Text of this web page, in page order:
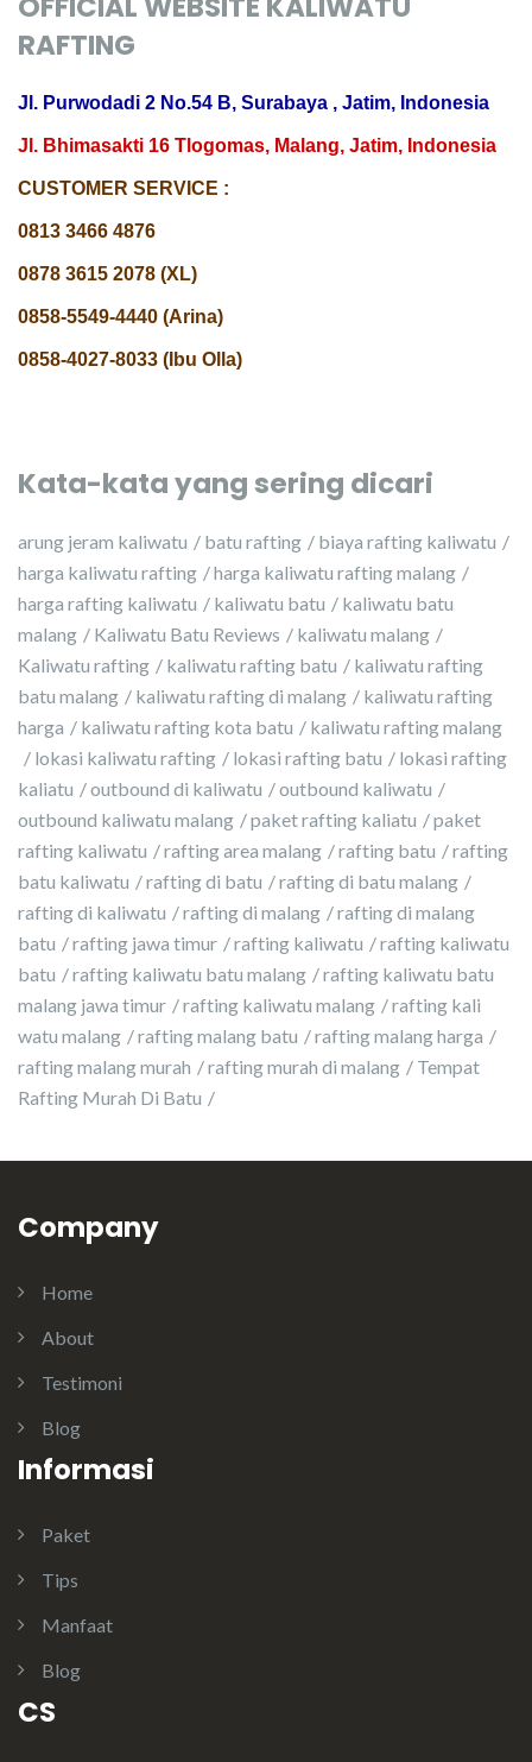
RAFTING
Jl. Purwodadi 2 No.54 B, Surabaya , Jatim, Indonesia
Jl. Bhimasakti 16 Tlogomas, Malang, Jatim, Indonesia
CUSTOMER SERVICE :
0813 3466 4876
0878 3615 2078 (XL)
0858-5549-4440 (Arina)
0858-4027-8033 (Ibu Olla)
Kata-kata yang sering dicari
arung jeram kaliwatu batu rafting
biaya rafting kaliwatu
harga kaliwatu rafting
harga kaliwatu rafting malang
harga rafting kaliwatu
kaliwatu batu
kaliwatu batu
malang
Kaliwatu Batu Reviews
kaliwatu malang
Kaliwatu rafting
kaliwatu rafting batu
kaliwatu rafting
batu malang
kaliwatu rafting di malang
kaliwatu rafting
harga
kaliwatu rafting kota batu
kaliwatu rafting malang
lokasi kaliwatu rafting
lokasi rafting batu
lokasi rafting
kaliatu
outbound di kaliwatu
outbound kaliwatu
outbound kaliwatu malang
paket rafting kaliatu
paket
rafting kaliwatu
rafting area malang rafting batu
rafting
batu kaliwatu
rafting di batu
rafting di batu malang
rafting di kaliwatu
rafting di malang
rafting di malang
batu
rafting jawa timur rafting kaliwatu
rafting kaliwatu
batu
rafting kaliwatu batu malang
rafting kaliwatu batu
malang jawa timur
rafting kaliwatu malang
rafting kali
watu malang
rafting malang batu
rafting malang harga
rafting malang murah
rafting murah di malang
Tempat
Rafting Murah Di Batu
Company
Home
About
Testimoni
Blog
Informasi
Paket
Tips
Manfaat
Blog
CS